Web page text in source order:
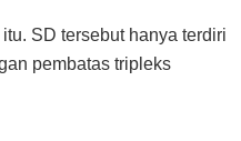
SD tersebut hanya terdiri
pembatas tripleks